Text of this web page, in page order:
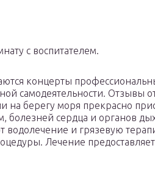
с воспитателем.
концерты
самодеятельности. Отзывы
на берегу моря прекрасно
болезней сердца и органов
водолечение и грязевую
Лечение